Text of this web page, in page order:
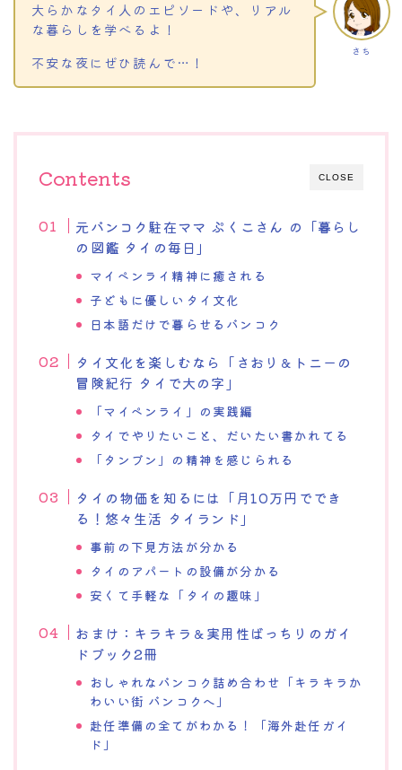
さち
大らかなタイ人のエピソードや、リアル
な暮らしを学べるよ！
不安な夜にぜひ読んで…！
CLOSE
Contents
元バンコク駐在ママ ぷくこさん の「暮らし
の図鑑 タイの毎日」
マイペンライ精神に癒される
子どもに優しいタイ文化
日本語だけで暮らせるバンコク
タイ文化を楽しむなら「さおり＆トニーの
冒険紀行 タイで大の字」
「マイペンライ」の実践編
タイでやりたいこと、だいたい書かれてる
「タンブン」の精神を感じられる
タイの物価を知るには「月10万円ででき
る！悠々生活 タイランド」
事前の下見方法が分かる
タイのアパートの設備が分かる
安くて手軽な「タイの趣味」
おまけ：キラキラ＆実用性ばっちりのガイ
ドブック2冊
おしゃれなバンコク詰め合わせ「キラキラか
わいい街 バンコクへ」
赴任準備の全てがわかる！「海外赴任ガイ
ド」